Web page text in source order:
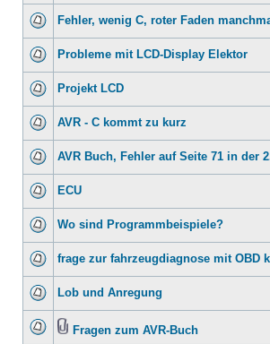
Fehler, wenig C, roter Faden
Probleme mit LCD-Display Elektor
Projekt LCD
AVR - C kommt zu kurz
AVR Buch, Fehler auf Seite 71 in der
ECU
Wo sind Programmbeispiele?
frage zur fahrzeugdiagnose mit OBD
Lob und Anregung
Fragen zum AVR-Buch